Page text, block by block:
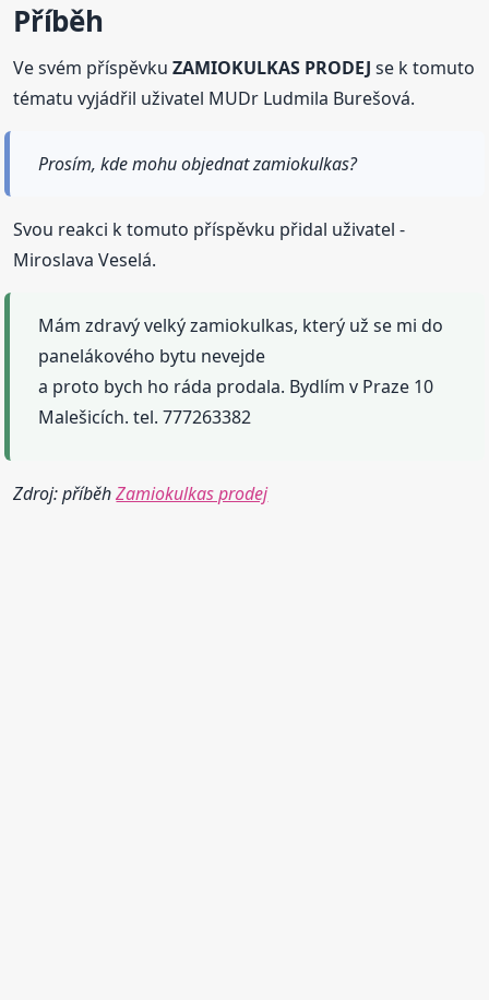
Příběh
Ve svém příspěvkuZAMIOKULKAS PRODEJ se k tomuto
tématu vyjádřil uživatel MUDr Ludmila Burešová.
Prosím, kde mohu objednat zamiokulkas?
Svou reakci k tomuto příspěvku přidal uživatel -
Miroslava Veselá.
Mám zdravý velký zamiokulkas, který už se mi do
panelákového bytu nevejde
a proto bych ho ráda prodala. Bydlím v Praze 10
Malešicích. tel. 777263382
Zdroj: příběhZamiokulkas prodej